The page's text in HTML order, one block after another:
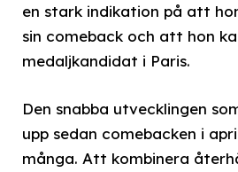
en stark indikation på att
sin comeback och att hon
medaljkandidat i Paris.
Den snabba utvecklingen
upp sedan comebacken i
många. Att kombinera